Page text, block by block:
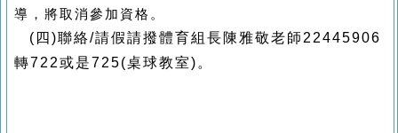
導，將取消參加資格。
( 四)聯絡/請假請撥體育組長陳雅敬老師 22445906
轉722或是725(桌球教室) 。